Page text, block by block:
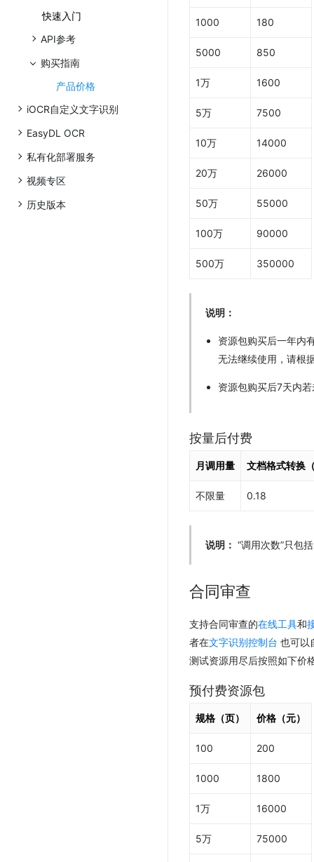
快速入门
API参考
购买指南
产品价格
iOCR自定义文字识别
EasyDL OCR
私有化部署服务
视频专区
历史版本
按量后付费
1000 180
5000 850
1万 1600
5万 7500
10万 14000
20万 26000
50万 55000
100万 90000
500万 350000
说明：
资源包购买后一年内
无法继续使用，请根
资源包购买后7天内
按量后付费
月调用量 文档格式转换
不限量 0.18
说明： “调用次数”只包
合同审查
支持合同审查的在线工具和
者在文字识别控制台 也可以
测试资源用尽后按照如下价
预付费资源包
规格（页） 价格（元）
100 200
1000 1800
1万 16000
5万 75000